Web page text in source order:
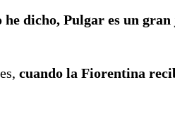
dicho, Pulgar es un
cuando la Fiorentina